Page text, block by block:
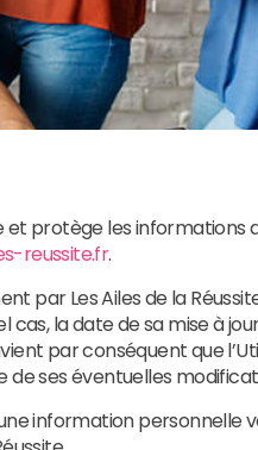
et protège les informations
reussite.fr.
par Les Ailes de la
la date de sa mise à
par conséquent que
ses éventuelles
information personnelle